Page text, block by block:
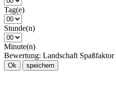
Tag(e)
Stunde(n)
Minute(n)
Bewertung: Landschaft Spaßfaktor
Ok speichern